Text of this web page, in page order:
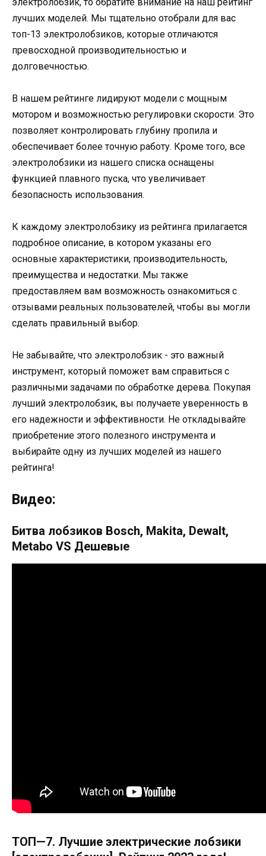
лучших моделей. Мы тщательно отобрали для вас
топ-13 электролобзиков, которые отличаются
превосходной производительностью и
долговечностью.
В нашем рейтинге лидируют модели с мощным
мотором и возможностью регулировки скорости. Это
позволяет контролировать глубину пропила и
обеспечивает более точную работу. Кроме того, все
электролобзики из нашего списка оснащены
функцией плавного пуска, что увеличивает
безопасность использования.
К каждому электролобзику из рейтинга прилагается
подробное описание, в котором указаны его
основные характеристики, производительность,
преимущества и недостатки. Мы также
предоставляем вам возможность ознакомиться с
отзывами реальных пользователей, чтобы вы могли
сделать правильный выбор.
Не забывайте, что электролобзик - это важный
инструмент, который поможет вам справиться с
различными задачами по обработке дерева. Покупая
лучший электролобзик, вы получаете уверенность в
его надежности и эффективности. Не откладывайте
приобретение этого полезного инструмента и
выбирайте одну из лучших моделей из нашего
рейтинга!
Видео:
Битва лобзиков Bosch, Makita, Dewalt,
Metabo VS Дешевые
ТОП—7. Лучшие электрические лобзики